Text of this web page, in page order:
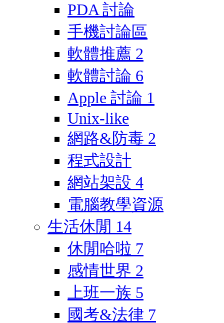
PDA 討論
手機討論區
軟體推薦 2
軟體討論 6
Apple 討論 1
Unix-like
網路&防毒 2
程式設計
網站架設 4
電腦教學資源
生活休閒 14
休閒哈啦 7
感情世界 2
上班一族 5
國考&法律 7